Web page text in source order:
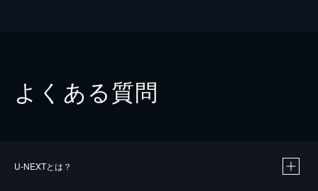
よくある質問
U-NEXTとは？